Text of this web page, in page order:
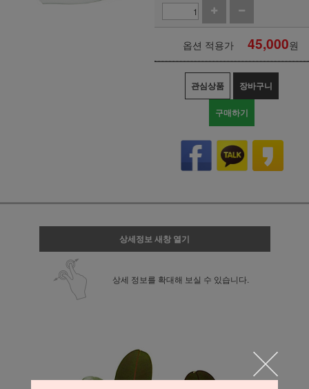
옵션 적용가 45,000원
관심상품 장바구니
구매하기
상세정보 새창 열기
상세 정보를 확대해 보실 수 있습니다.